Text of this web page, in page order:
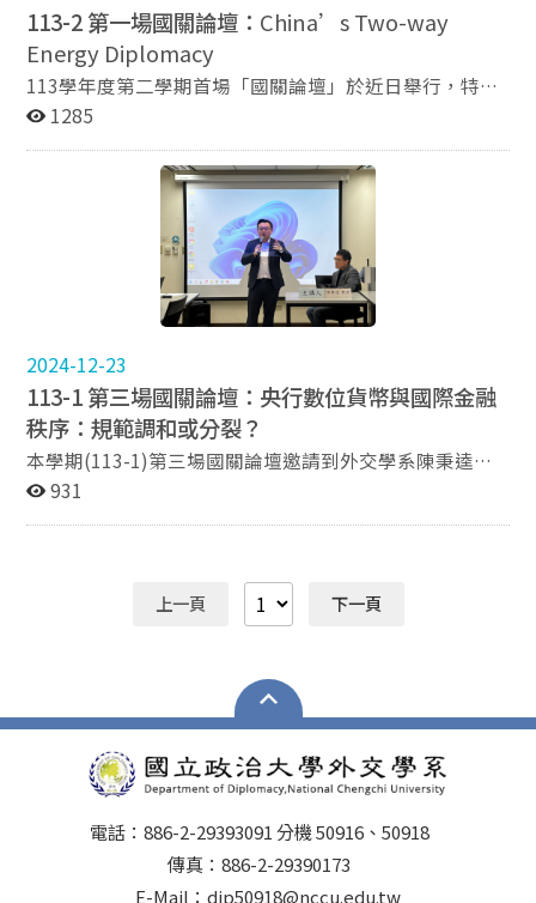
壇將於11月27日舉行，屆時將由本系博士生吳婉郡女士
以「當援助成為一個選擇題：拉美發展中國家的脆弱性與
台灣的挑戰」為題進行分享，誠摯邀請全校師生參與。
114-1國關論壇第二場次報名連結：活動報名
捍衛自身的金融主權。 作為本學期壓軸登場的外交系國關
論壇，本場演講不僅內容深刻、視野開闊，更激發師生對
國際金融與地緣政治交織關係的深入思考。論壇在熱烈的
討論與掌聲中圓滿結束，為本學期系列講座畫下精彩句
點。 （撰文：張鵑萍 攝影 : 張鵑萍） 外交系博士生 董雪
nearshoring, which refers to relocating production
facilities from distant markets to locations closer to
key consumer markets. He explained that the rise of
nearshoring is driven by the impacts of the COVID-19
pandemic, the broader trend of trade securitization,
and the U.S.-China economic decoupling. Drawing from
Gantz (2024), he described nearshoring as a more
neutral term compared to other politically charged
terms like "friendly-shoring" or "ally-shoring." To
contextualize the discussion, Professor Fonseca
employed John Dunning's Eclectic Paradigm, which
outlines four motivations for Foreign Direct Investment
seeking, and strategic asset seeking. He argued that
nearshoring is primarily linked to the "efficiency-
seeking" type of FDI, where firms reorganize their
supply chains to minimize geopolitical risks while
maintaining competitiveness. Mexico as a Strategic
Hub Since the implementation of the United States-
Mexico-Canada Agreement (USMCA) in 2018 and the
trend. However, Professor Fonseca also pointed out
that despite Mexico's geographical advantages and low
that hinder it from fully capitalizing on these
overreliance on low-skill manufacturing and the lack of
clear federal policies to promote nearshoring before
2024 have impeded the nation's ability to attract
need for more effective strategies to integrate local
suppliers into regional supply chains to ensure long-
term economic benefits. Asian FDI in Mexico One of the
113-2 第一場國關論壇： China’s Two-way
Energy Diplomacy
113學年度第二學期首場「國關論壇」於近日舉行，特別
邀請到本校外交學系李佳怡教授，以「China’s Two-way
轉型背景下，如何運用傳統與綠能雙軌並行的能源外交策
略，來實現其能源安全與全球影響力布局。 李佳怡教授
指出，中國作為全球最大的能源進口國之一，自2001年
加入世界貿易組織後，憑藉「世界工廠」的角色推動工業
化快速發展，對能源的需求持續飆升。為因應能源安全挑
戰，中國發展出具戰略性、多層次的「雙向能源外交」，
透過與能源豐富國家深化合作、推動管線建設，以及積極
其全球能源影響力。 傳統能源外交：因應「麻六甲困
境」 中國的能源安全面臨「麻六甲困境」——高達四分之
三的石油進口需經麻六甲海峽，而該海域長期受美國海軍
掌控。為此，中國發展「管線外交」，分散進口路線風
險。包括與緬甸、哈薩克、俄羅斯、土庫曼等鄰國合作興
建石油與天然氣管線，意圖避開易受制於美國掌控的麻六
甲海峽，避免戰略運輸瓶頸。 此外，中國與中東、非
款、基礎建設合作等方式深化關係。雖有批評指出中國在
非洲等地進行「掠奪式開發」，但也有觀點認為，中國作
趨勢，中國同步推動「綠能外交」，在風能、太陽能與能
源儲存技術方面迅速布局。李教授亦提及中國已成為現今
池產業鏈，積極進軍拉美「鋰三角」地區（智利、玻利維
亞、阿根廷）。 中國企業亦在巴西、英國與德國等國投
資風場或太陽能設施，顯示其試圖主導未來綠能市場。李
教授強調，中國在綠能外交中從進口者轉為出口者，角色
顯著轉變，背後除追求經濟利益，也反映其改善國際形
1285
2024-12-23
113-1 第三場國關論壇：央行數位貨幣與國際金融
秩序：規範調和或分裂？
本學期(113-1)第三場國關論壇邀請到外交學系陳秉逵教
授以「央行數位貨幣與國際金融秩序：規範調和或分
授首先介紹了區塊鏈技術及其在加密貨幣中的應用，強調
了分散式帳本技術（DLT）的特徵，並與傳統的中央集權
同維護，具備去中心化、不易篡改和透明的特點。 陳教
授進一步分析了加密資產的發展，尤其是比特幣和穩定幣
的崛起，這些加密資產挑戰了傳統的金融體系並促使央行
考慮數位貨幣的發行。穩定幣的出現被視為推動央行數位
貨幣發展的重要驅動力，因其與法定貨幣掛鉤，提供了一
種更加穩定、安全、以及有效率的數位交易方式。 然
而，論壇中也強調了CBDC目前所面臨的一系列爭議，尤
以個資問題為最。陳教授指出，無論是以何種電子或非現
931
上一頁 下一頁
電話：886-2-29393091 分機 50916、50918
傳真：886-2-29390173
E-Mail：dip50918@nccu.edu.tw